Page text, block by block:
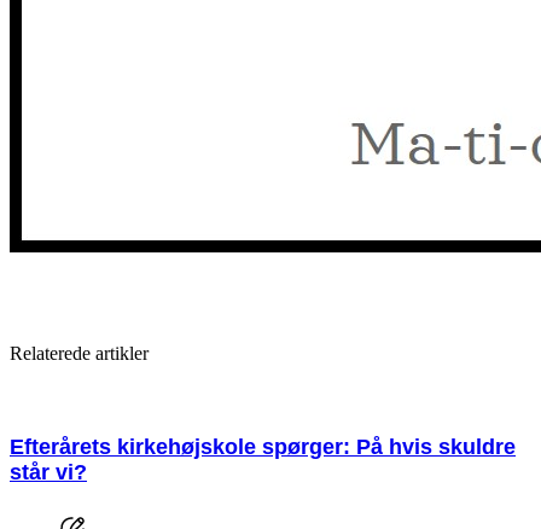
Relaterede artikler
Efterårets kirkehøjskole spørger: På hvis skuldre
står vi?